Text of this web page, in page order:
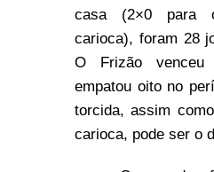
casa (2×0 para
carioca), foram 28
O Frizão
empatou oito no
torcida, assim
carioca, pode ser o